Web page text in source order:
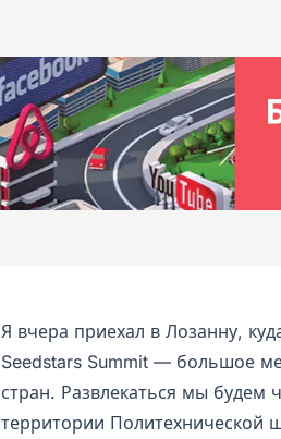
Я вчера приехал в Лозанну,
Seedstars Summit — большое
стран. Развлекаться мы будем
территории